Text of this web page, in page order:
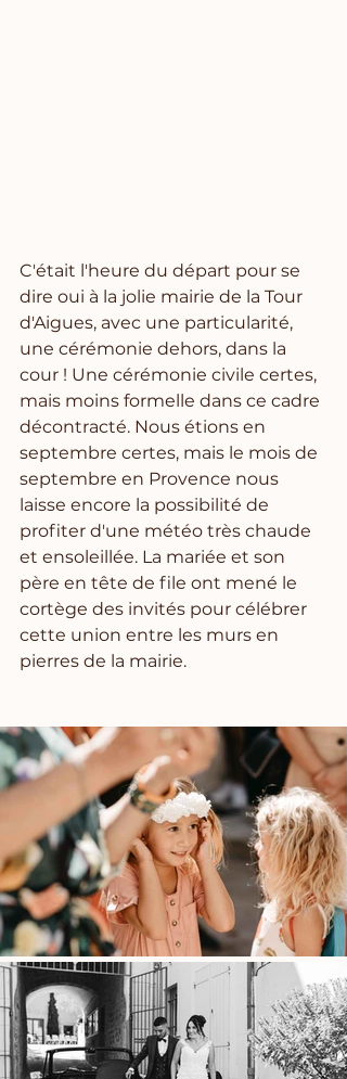
C'était l'heure du départ pour se
dire oui à la jolie mairie de la Tour
d'Aigues, avec une particularité,
une cérémonie dehors, dans la
cour ! Une cérémonie civile certes,
mais moins formelle dans ce cadre
décontracté. Nous étions en
septembre certes, mais le mois de
septembre en Provence nous
laisse encore la possibilité de
profiter d'une météo très chaude
et ensoleillée. La mariée et son
père en tête de file ont mené le
cortège des invités pour célébrer
cette union entre les murs en
pierres de la mairie.